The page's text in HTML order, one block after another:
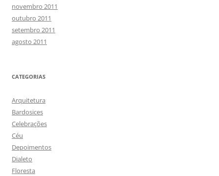
novembro 2011
outubro 2011
setembro 2011
agosto 2011
CATEGORIAS
Arquitetura
Bardosices
Celebrações
Céu
Depoimentos
Dialeto
Floresta